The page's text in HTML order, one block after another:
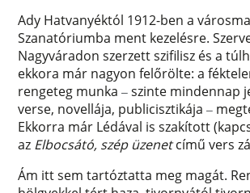
Ady Hatvanyéktól 1912-ben a
Szanatóriumba ment kezelésre.
Nagyváradon szerzett szifilisz és a
ekkora már nagyon felőrölte: a
rengeteg munka– szinte mindennap
verse, novellája, publicisztikája–
Ekkorra már Lédával is szakított
az Elbocsátó, szép üzenetcímű vers
Ám itt sem tartóztatta meg magát.